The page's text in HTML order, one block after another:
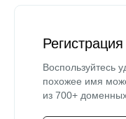
Воспользуйтесь
похожее имя
из 700+ доменных